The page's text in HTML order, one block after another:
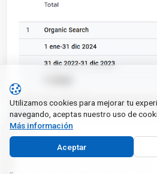
Utilizamos cookies para mejorar tu
navegando, aceptas nuestro uso de
Más información
Aceptar